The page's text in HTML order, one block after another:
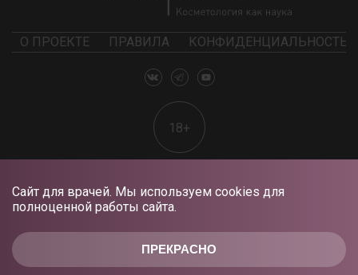
ПРЕКРАСНО
Сайт для врачей. Мы используем cookies для
полноценной работы сайта.
О ПРОЕКТЕ ПРАВИЛА КОНФИДЕНЦИАЛЬНОСТЬ
18+